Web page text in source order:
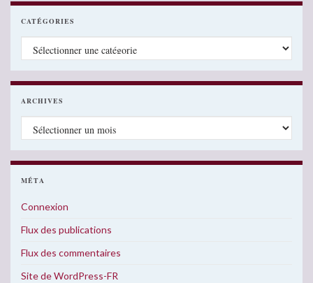
CATÉGORIES
Catégories
ARCHIVES
Archives
MÉTA
Connexion
Flux des publications
Flux des commentaires
Site de WordPress-FR